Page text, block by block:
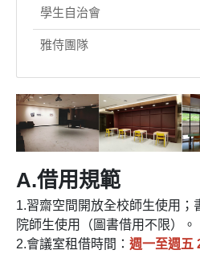
學生自治會
雅侍團隊
A.借用規範
1.習齋空間開放全校師生使用；
院師生使用（圖書借用不限）。
2.會議室租借時間： 週一至週五